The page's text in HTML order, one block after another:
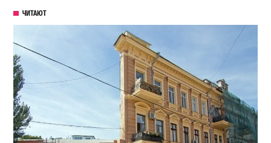
ЧИТАЮТ